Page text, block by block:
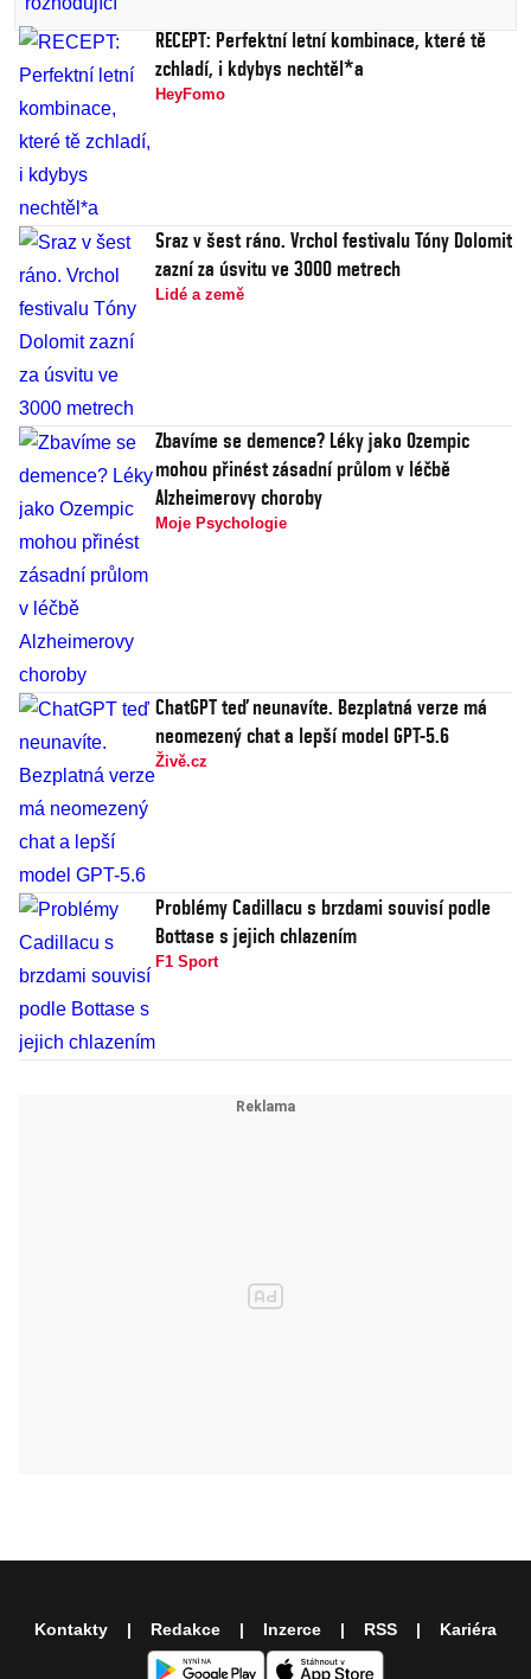
RECEPT: Perfektní letní kombinace, které tě
zchladí, i kdybys nechtěl*a
HeyFomo
Sraz v šest ráno. Vrchol festivalu Tóny Dolomit
zazní za úsvitu ve 3000 metrech
Lidé a země
Zbavíme se demence? Léky jako Ozempic
mohou přinést zásadní průlom v léčbě
Alzheimerovy choroby
Moje Psychologie
ChatGPT teď neunavíte. Bezplatná verze má
neomezený chat a lepší model GPT-5.6
Živě.cz
Problémy Cadillacu s brzdami souvisí podle
Bottase s jejich chlazením
F1 Sport
Kontakty Redakce Inzerce RSS Kariéra